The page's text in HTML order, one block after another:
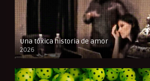
Una tóxica historia de amor
2026
FULL HD